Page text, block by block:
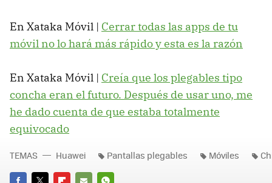
En Xataka Móvil | Cerrar todas las apps de tu
móvil no lo hará más rápido y esta es la razón
En Xataka Móvil | Creía que los plegables tipo
concha eran el futuro. Después de usar uno, me
he dado cuenta de que estaba totalmente
equivocado
TEMAS Huawei Pantallas plegables Móviles